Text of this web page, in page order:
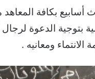
بكافة المعاهد
بتوجية الدعوة
ومعانيه .